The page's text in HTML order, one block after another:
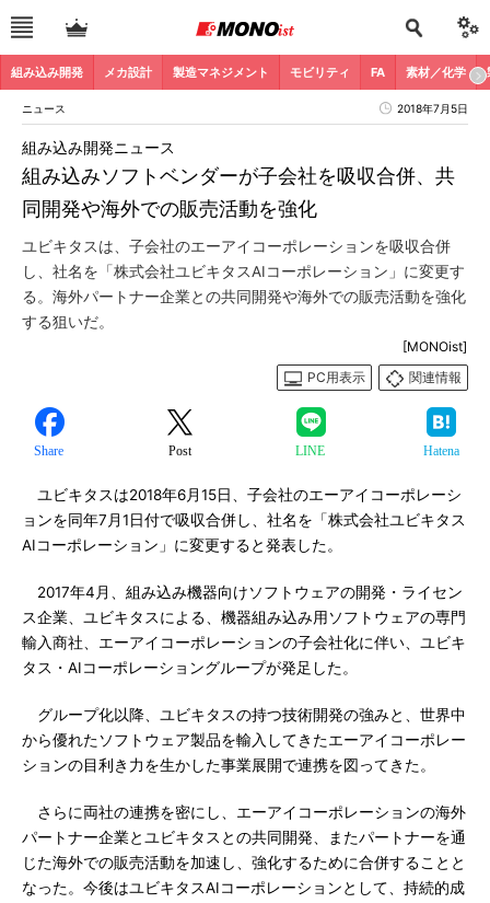
組み込み開発 メカ設計 製造マネジメント モビリティ FA 素材／化学
ニュース 2018年7月5日
組み込みソフトベンダーが子会社を吸収合併、共
同開発や海外での販売活動を強化
組み込み開発ニュース
ユビキタスは、子会社のエーアイコーポレーションを吸収合併
し、社名を「株式会社ユビキタスAIコーポレーション」に変更す
る。海外パートナー企業との共同開発や海外での販売活動を強化
する狙いだ。
[MONOist]
PC用表示
関連情報
Share Post LINE Hatena
ユビキタスは2018年6月15日、子会社のエーアイコーポレーシ
ョンを同年7月1日付で吸収合併し、社名を「株式会社ユビキタス
AIコーポレーション」に変更すると発表した。
2017年4月、組み込み機器向けソフトウェアの開発・ライセン
ス企業、ユビキタスによる、機器組み込み用ソフトウェアの専門
輸入商社、エーアイコーポレーションの子会社化に伴い、ユビキ
タス・AIコーポレーショングループが発足した。
グループ化以降、ユビキタスの持つ技術開発の強みと、世界中
から優れたソフトウェア製品を輸入してきたエーアイコーポレー
ションの目利き力を生かした事業展開で連携を図ってきた。
さらに両社の連携を密にし、エーアイコーポレーションの海外
パートナー企業とユビキタスとの共同開発、またパートナーを通
じた海外での販売活動を加速し、強化するために合併することと
なった。今後はユビキタスAIコーポレーションとして、持続的成